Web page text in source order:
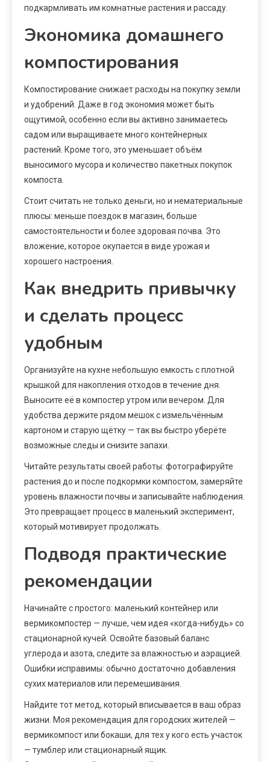
подкармливать им комнатные растения и рассаду.
Экономика домашнего
компостирования
Компостирование снижает расходы на покупку земли
и удобрений. Даже в год экономия может быть
ощутимой, особенно если вы активно занимаетесь
садом или выращиваете много контейнерных
растений. Кроме того, это уменьшает объём
выносимого мусора и количество пакетных покупок
компоста.
Стоит считать не только деньги, но и нематериальные
плюсы: меньше поездок в магазин, больше
самостоятельности и более здоровая почва. Это
вложение, которое окупается в виде урожая и
хорошего настроения.
Как внедрить привычку
и сделать процесс
удобным
Организуйте на кухне небольшую емкость с плотной
крышкой для накопления отходов в течение дня.
Выносите её в компостер утром или вечером. Для
удобства держите рядом мешок с измельчённым
картоном и старую щётку — так вы быстро уберёте
возможные следы и снизите запахи.
Читайте результаты своей работы: фотографируйте
растения до и после подкормки компостом, замеряйте
уровень влажности почвы и записывайте наблюдения.
Это превращает процесс в маленький эксперимент,
который мотивирует продолжать.
Подводя практические
рекомендации
Начинайте с простого: маленький контейнер или
вермикомпостер — лучше, чем идея «когда-нибудь» со
стационарной кучей. Освойте базовый баланс
углерода и азота, следите за влажностью и аэрацией.
Ошибки исправимы: обычно достаточно добавления
сухих материалов или перемешивания.
Найдите тот метод, который вписывается в ваш образ
жизни. Моя рекомендация для городских жителей —
вермикомпост или бокаши, для тех у кого есть участок
— тумблер или стационарный ящик.